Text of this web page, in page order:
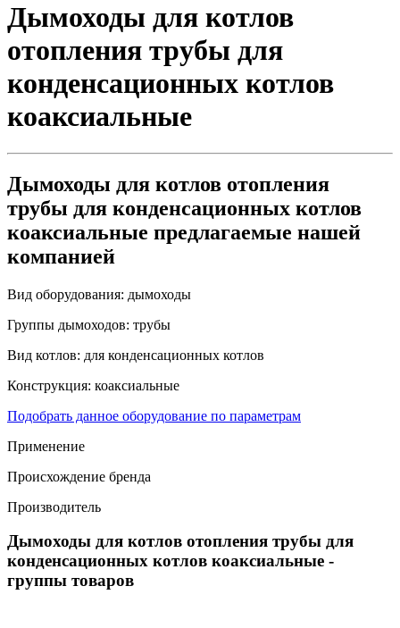
Дымоходы для котлов
отопления трубы для
конденсационных котлов
коаксиальные
Дымоходы для котлов отопления
трубы для конденсационных котлов
коаксиальные предлагаемые нашей
компанией
Вид оборудования: дымоходы
Группы дымоходов: трубы
Вид котлов: для конденсационных котлов
Конструкция: коаксиальные
Подобрать данное оборудование по параметрам
Применение
Происхождение бренда
Производитель
Дымоходы для котлов отопления трубы для
конденсационных котлов коаксиальные -
группы товаров